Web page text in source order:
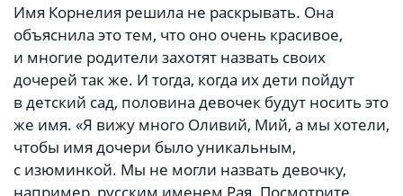
Имя Корнелия решила не раскрывать. Она
объяснила это тем, что оно очень красивое,
и многие родители захотят назвать своих
дочерей так же. И тогда, когда их дети пойдут
в детский сад, половина девочек будут носить это
же имя. «Я вижу много Оливий, Мий, а мы хотели,
чтобы имя дочери было уникальным,
с изюминкой. Мы не могли назвать девочку,
например, русским именем Рая. Посмотрите